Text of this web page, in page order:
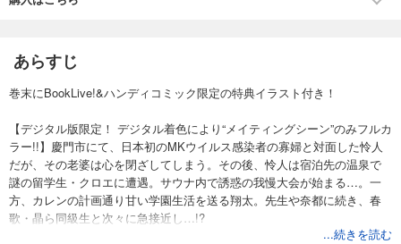
あらすじ
巻末にBookLive!&ハンディコミック限定の特典イラスト付き！
【デジタル版限定！ デジタル着色により“メイティングシーン”のみフルカ
ラー!!】慶門市にて、日本初のMKウイルス感染者の寡婦と対面した怜人
だが、その老婆は心を閉ざしてしまう。その後、怜人は宿泊先の温泉で
謎の留学生・クロエに遭遇。サウナ内で誘惑の我慢大会が始まる…。一
方、カレンの計画通り甘い学園生活を送る翔太。先生や奈都に続き、春
歌・晶ら同級生と次々に急接近し…!?
...続きを読む